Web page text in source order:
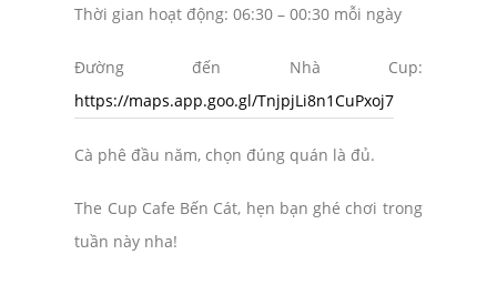
Thời gian hoạt động: 06:30 – 00:30 mỗi ngày
Đường đến Nhà Cup:
https://maps.app.goo.gl/TnjpjLi8n1CuPxoj7
Cà phê đầu năm, chọn đúng quán là đủ.
The Cup Cafe Bến Cát, hẹn bạn ghé chơi trong
tuần này nha!